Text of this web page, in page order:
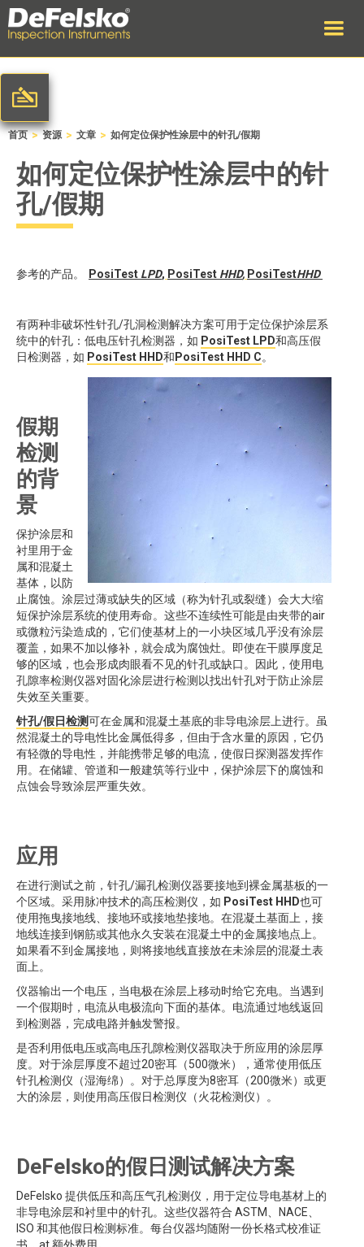
首页 > 资源 > 文章 > 如何定位保护性涂层中的针孔/假期
如何定位保护性涂层中的针
孔/假期
参考的产品。 PosiTest LPD, PosiTest HHD, PosiTestHHD
有两种非破坏性针孔/孔洞检测解决方案可用于定位保护涂层系
统中的针孔：低电压针孔检测器，如 PosiTest LPD和高压假
日检测器，如 PosiTest HHD和 PosiTest HHD C。
假期
检测
的背
景
保护涂层和
衬里用于金
属和混凝土
基体，以防
止腐蚀。涂层过薄或缺失的区域（称为针孔或裂缝）会大大缩
短保护涂层系统的使用寿命。这些不连续性可能是由夹带的air
或微粒污染造成的，它们使基材上的一小块区域几乎没有涂层
覆盖，如果不加以修补，就会成为腐蚀灶。即使在干膜厚度足
够的区域，也会形成肉眼看不见的针孔或缺口。因此，使用电
孔隙率检测仪器对固化涂层进行检测以找出针孔对于防止涂层
失效至关重要。
针孔/假日检测可在金属和混凝土基底的非导电涂层上进行。虽
然混凝土的导电性比金属低得多，但由于含水量的原因，它仍
有轻微的导电性，并能携带足够的电流，使假日探测器发挥作
用。在储罐、管道和一般建筑等行业中，保护涂层下的腐蚀和
点蚀会导致涂层严重失效。
应用
在进行测试之前，针孔/漏孔检测仪器要接地到裸金属基板的一
个区域。采用脉冲技术的高压检测仪，如 PosiTest HHD也可
使用拖曳接地线、接地环或接地垫接地。在混凝土基面上，接
地线连接到钢筋或其他永久安装在混凝土中的金属接地点上。
如果看不到金属接地，则将接地线直接放在未涂层的混凝土表
面上。
仪器输出一个电压，当电极在涂层上移动时给它充电。当遇到
一个假期时，电流从电极流向下面的基体。电流通过地线返回
到检测器，完成电路并触发警报。
是否利用低电压或高电压孔隙检测仪器取决于所应用的涂层厚
度。对于涂层厚度不超过20密耳（500微米），通常使用低压
针孔检测仪（湿海绵）。对于总厚度为8密耳（200微米）或更
大的涂层，则使用高压假日检测仪（火花检测仪）。
DeFelsko的假日测试解决方案
DeFelsko 提供低压和高压气孔检测仪，用于定位导电基材上的
非导电涂层和衬里中的针孔。这些仪器符合 ASTM、NACE、
ISO 和其他假日检测标准。每台仪器均随附一份长格式校准证